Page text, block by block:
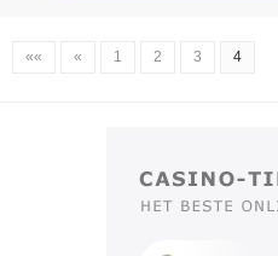
«« « 1 2 3 4